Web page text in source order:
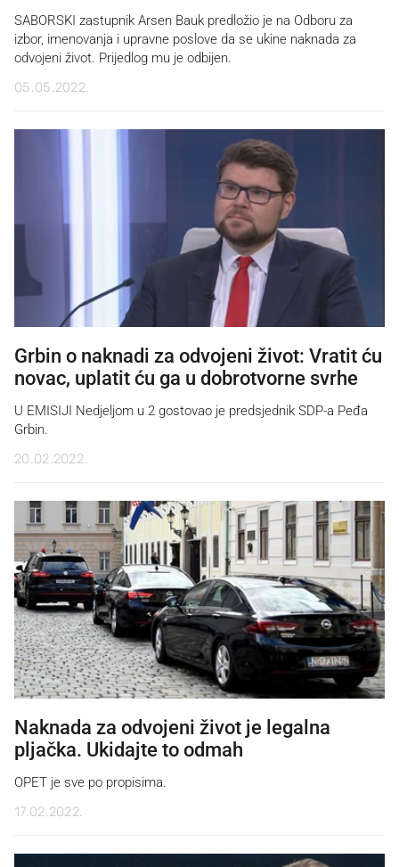
SABORSKI zastupnik Arsen Bauk predložio je na Odboru za
izbor, imenovanja i upravne poslove da se ukine naknada za
odvojeni život. Prijedlog mu je odbijen.
05.05.2022.
Grbin o naknadi za odvojeni život: Vratit ću
novac, uplatit ću ga u dobrotvorne svrhe
U EMISIJI Nedjeljom u 2 gostovao je predsjednik SDP-a Peđa
Grbin.
20.02.2022.
Naknada za odvojeni život je legalna
pljačka. Ukidajte to odmah
OPET je sve po propisima.
17.02.2022.